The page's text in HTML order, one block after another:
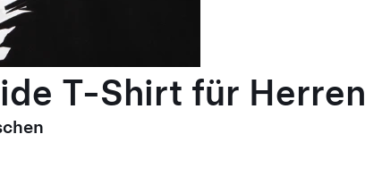
T-Shirt für Herren